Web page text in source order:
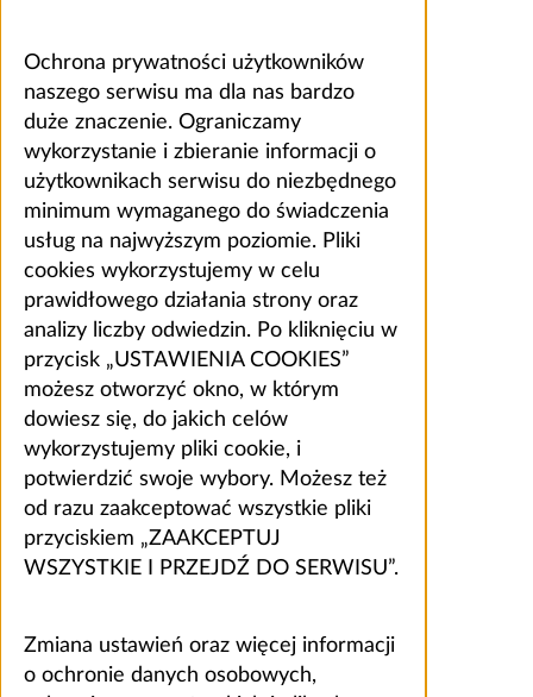
Ochrona prywatności użytkowników
naszego serwisu ma dla nas bardzo
duże znaczenie. Ograniczamy
wykorzystanie i zbieranie informacji o
użytkownikach serwisu do niezbędnego
minimum wymaganego do świadczenia
usług na najwyższym poziomie. Pliki
cookies wykorzystujemy w celu
prawidłowego działania strony oraz
analizy liczby odwiedzin. Po kliknięciu w
przycisk „USTAWIENIA COOKIES”
możesz otworzyć okno, w którym
dowiesz się, do jakich celów
wykorzystujemy pliki cookie, i
potwierdzić swoje wybory. Możesz też
od razu zaakceptować wszystkie pliki
przyciskiem „ZAAKCEPTUJ
WSZYSTKIE I PRZEJDŹ DO SERWISU”.
Zmiana ustawień oraz więcej informacji
o ochronie danych osobowych,